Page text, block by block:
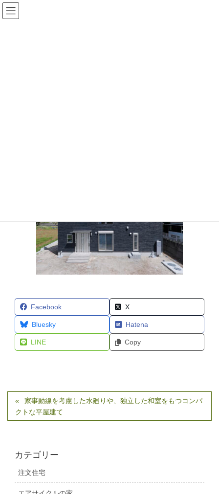
Facebook X
Bluesky Hatena
LINE Copy
家事動線を考慮した水廻りや、独立した和室をもつコンパ
クトな平屋建て
カテゴリー
注文住宅